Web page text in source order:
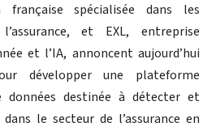
française spécialisée dans les
et EXL, entreprise
et l’IA, annoncent aujourd’hui
développer une plateforme
données destinée à détecter et
le secteur de l’assurance en